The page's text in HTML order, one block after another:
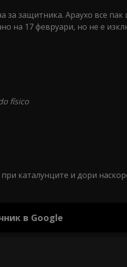
за защитника. Араухо все пак
на 17 февруари, но не е
físico
каталунците и дори
в Google